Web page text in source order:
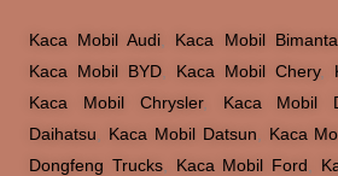
Kaca Mobil Audi Kaca Mobil
Kaca Mobil BYD
Kaca Mobil Chery,
Kaca Mobil Chrysler, Kaca Mobil
Daihatsu
Kaca Mobil Datsun Kaca
Dongfeng Trucks, Kaca Mobil Ford